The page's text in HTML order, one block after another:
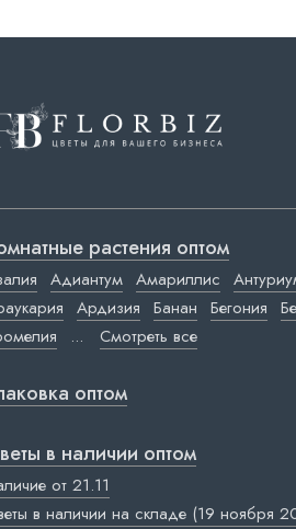
растения оптом
Адиантум Амариллис
Ардизия Банан Бегония
... Смотреть все
оптом
в наличии оптом
от 21.11
в наличии на складе (19 ноября